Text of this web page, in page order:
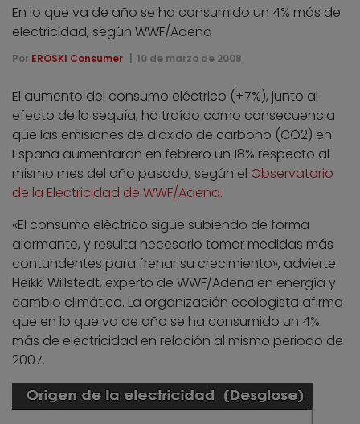
En lo que va de año se ha consumido un 4% más de
electricidad, según WWF/Adena
Por EROSKI Consumer 10 de marzo de 2008
El aumento del consumo eléctrico (+7%), junto al
efecto de la sequía, ha traído como consecuencia
que las emisiones de dióxido de carbono (CO2) en
España aumentaran en febrero un 18% respecto al
mismo mes del año pasado, según el Observatorio
de la Electricidad de WWF/Adena.
«El consumo eléctrico sigue subiendo de forma
alarmante, y resulta necesario tomar medidas más
contundentes para frenar su crecimiento», advierte
Heikki Willstedt, experto de WWF/Adena en energía y
cambio climático. La organización ecologista afirma
que en lo que va de año se ha consumido un 4%
más de electricidad en relación al mismo periodo de
2007.